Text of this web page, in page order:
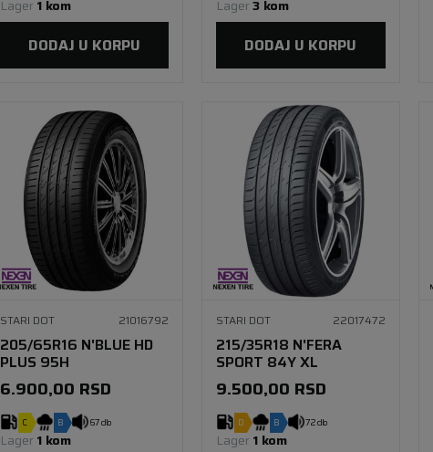
Lager 1 kom
DODAJ U KORPU
Lager 3 kom
DODAJ U KORPU
STARI DOT 21016792
205/65R16 N'BLUE HD
PLUS 95H
6.900,00 RSD
C B 67 db
Lager 1 kom
STARI DOT 22017472
215/35R18 N'FERA
SPORT 84Y XL
9.500,00 RSD
D B 72 db
Lager 1 kom